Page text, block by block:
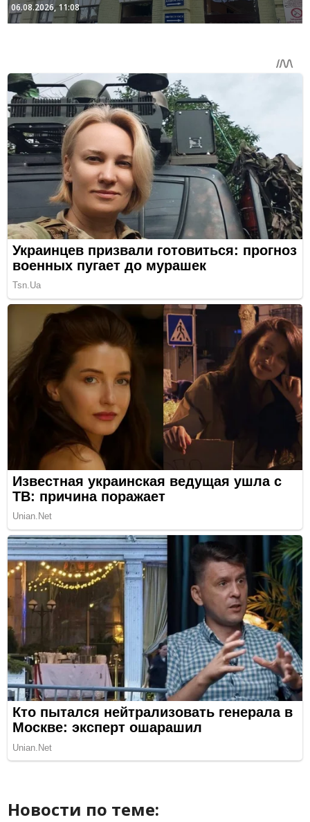
06.08.2026, 11:08
Новости по теме: